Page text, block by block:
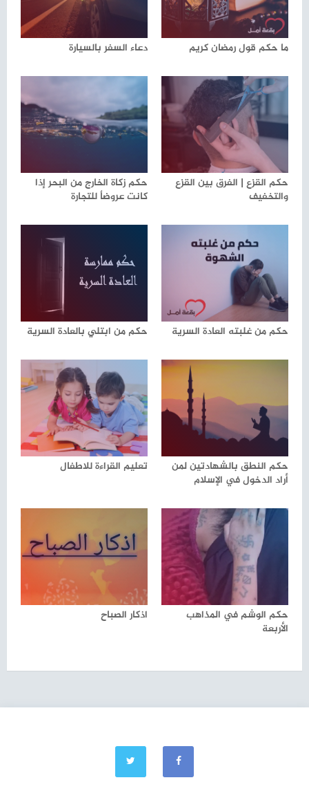
ما حكم قول رمضان كريم دعاء السفر بالسيارة
حكم القزع | الفرق بين القزع
والتخفيف
حكم زكاة الخارج من البحر إذا
كانت عروضاٌ للتجارة
حكم من غلبته العادة السرية حكم من ابتلي بالعادة السرية
حكم النطق بالشهادتين لمن
أراد الدخول في الإسلام
تعليم القراءة للاطفال
حكم الوشم في المذاهب
الأربعة
اذكار الصباح